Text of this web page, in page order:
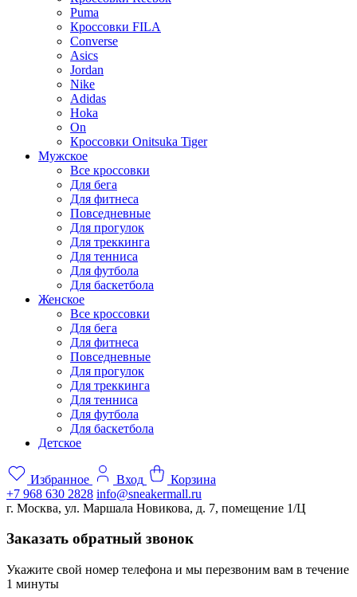
Puma
Кроссовки FILA
Converse
Asics
Jordan
Nike
Adidas
Hoka
On
Кроссовки Onitsuka Tiger
Мужское
Все кроссовки
Для бега
Для фитнеса
Повседневные
Для прогулок
Для треккинга
Для тенниса
Для футбола
Для баскетбола
Женское
Все кроссовки
Для бега
Для фитнеса
Повседневные
Для прогулок
Для треккинга
Для тенниса
Для футбола
Для баскетбола
Детское
Избранное Вход
Корзина
+7 968 630 2828 info@sneakermall.ru
г. Москва, ул. Маршала Новикова, д. 7, помещение 1/Ц
Заказать обратный звонок
Укажите свой номер телефона и мы перезвоним вам в течение
1 минуты